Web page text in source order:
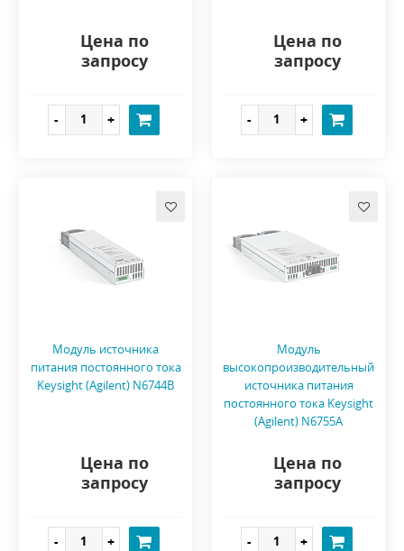
Цена по
запросу
Цена по
запросу
Модуль источника
питания постоянного тока
Keysight (Agilent) N6744B
Цена по
запросу
Модуль
высокопроизводительный
источника питания
постоянного тока Keysight
(Agilent) N6755A
Цена по
запросу